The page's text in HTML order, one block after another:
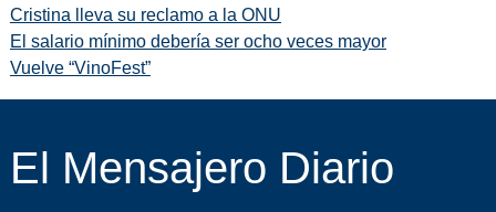
Cristina lleva su reclamo a la ONU
El salario mínimo debería ser ocho veces mayor
Vuelve “VinoFest”
El Mensajero Diario